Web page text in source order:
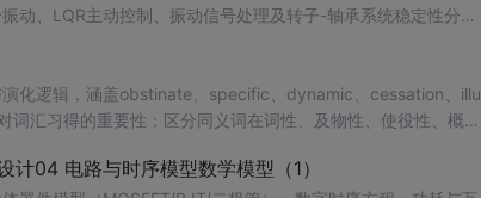
动、LQR主动控制、振动信号处理及转子-轴承系统稳定性分
化逻辑，涵盖obstinate、specific、dynamic、cessation、illu
汇习得的重要性；区分同义词在词性、及物性、使役性、概
04 电路与时序模型数学模型（1）